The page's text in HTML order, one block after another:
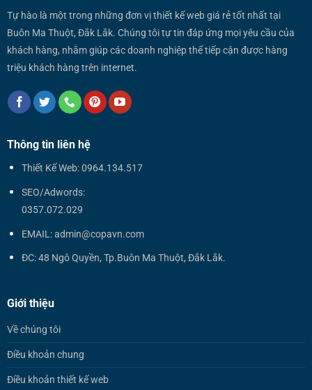
Tự hào là một trong những đơn vị thiết kế web giá rẻ tốt nhất tại
Buôn Ma Thuột, Đắk Lắk. Chúng tôi tự tin đáp ứng mọi yêu cầu của
khách hàng, nhằm giúp các doanh nghiệp thể tiếp cận được hàng
triệu khách hàng trên internet.
Thông tin liên hệ
Thiết Kế Web: 0964.134.517
SEO/Adwords:
0357.072.029
EMAIL: admin@copavn.com
ĐC: 48 Ngô Quyền, Tp.Buôn Ma Thuột, Đắk Lắk.
Giới thiệu
Về chúng tôi
Điều khoản chung
Điều khoản thiết kế web